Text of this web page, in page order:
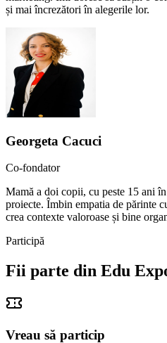
și mai încrezători în alegerile lor.
Georgeta Cacuci
Co-fondator
Mamă a doi copii, cu peste 15 ani
proiecte. Îmbin empatia de părinte
crea contexte valoroase și bine
Participă
Fii parte din Edu
Vreau să particip